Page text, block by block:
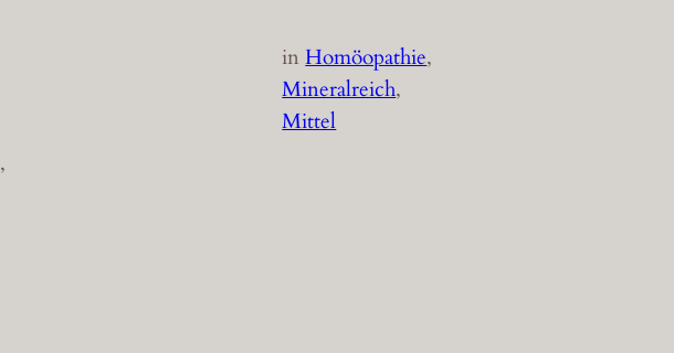
inHomöopathie
Mineralreich
Mittel